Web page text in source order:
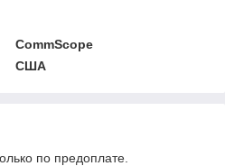
CommScope
США
по предоплате.